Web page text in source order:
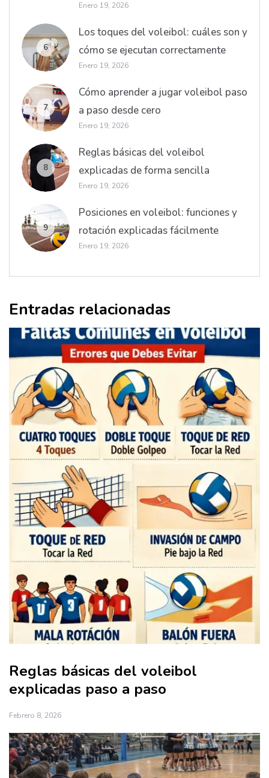
Enero 19, 2026
6
Los toques del voleibol: cuáles son y
cómo se ejecutan correctamente
Enero 19, 2026
7
Cómo aprender a jugar voleibol paso
a paso desde cero
Enero 19, 2026
8
Reglas básicas del voleibol
explicadas de forma sencilla
Enero 19, 2026
9
Posiciones en voleibol: funciones y
rotación explicadas fácilmente
Enero 19, 2026
Entradas relacionadas
Reglas básicas del voleibol
explicadas paso a paso
Febrero 8, 2026